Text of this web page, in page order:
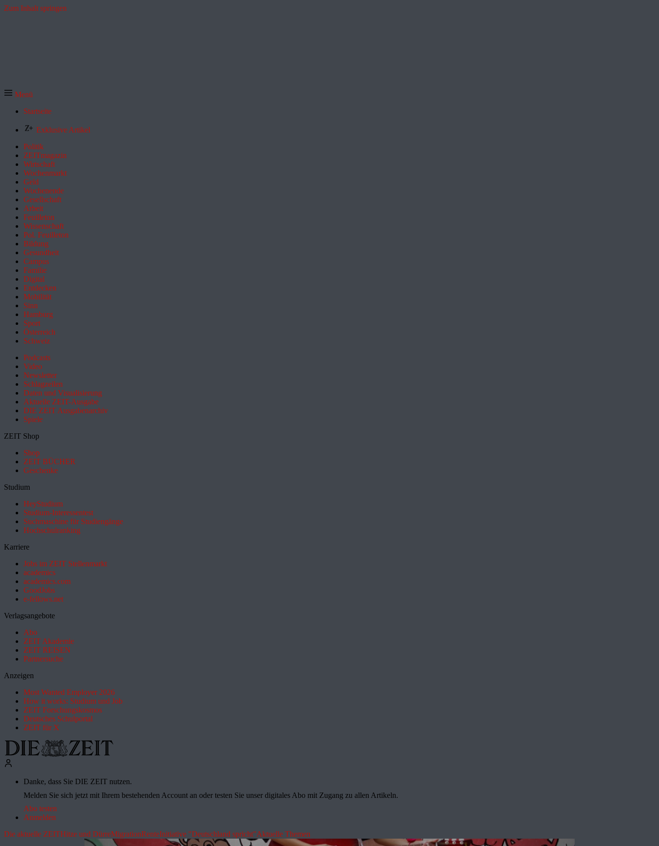
Zum Inhalt springen
Menü
Startseite
Exklusive Artikel
Politik
ZEITmagazin
Wirtschaft
Wochenmarkt
Geld
Wochenende
Gesellschaft
Arbeit
Feuilleton
Wissenschaft
Pol. Feuilleton
Bildung
Gesundheit
Campus
Familie
Digital
Entdecken
Mobilität
Sinn
Hamburg
Sport
Österreich
Schweiz
Podcasts
Video
Newsletter
Schlagzeilen
Daten und Visualisierung
Aktuelle ZEIT-Ausgabe
DIE ZEIT Ausgabenarchiv
Spiele
ZEIT Shop
Shop
ZEIT BÜCHER
Geschenke
Studium
HeyStudium
Studium-Interessentest
Suchmaschine für Studiengänge
Hochschulranking
Karriere
Jobs im ZEIT Stellenmarkt
academics
academics.com
GoodJobs
e-fellows.net
Verlagsangebote
Abo
ZEIT Akademie
ZEIT REISEN
Partnersuche
Anzeigen
Most Wanted Employer 2026
How it works: Studium und Job
ZEIT Forschungskosmos
Deutsches Schulportal
ZEIT für X
Danke, dass Sie DIE ZEIT nutzen.
Melden Sie sich jetzt mit Ihrem bestehenden Account an oder testen Sie unser digitales Abo mit Zugang zu allen Artikeln.
Abo testen
Anmelden
Die aktuelle ZEITHitze und DürreMigrationRenteInitiative "Deutschland spricht"Aktuelle Themen